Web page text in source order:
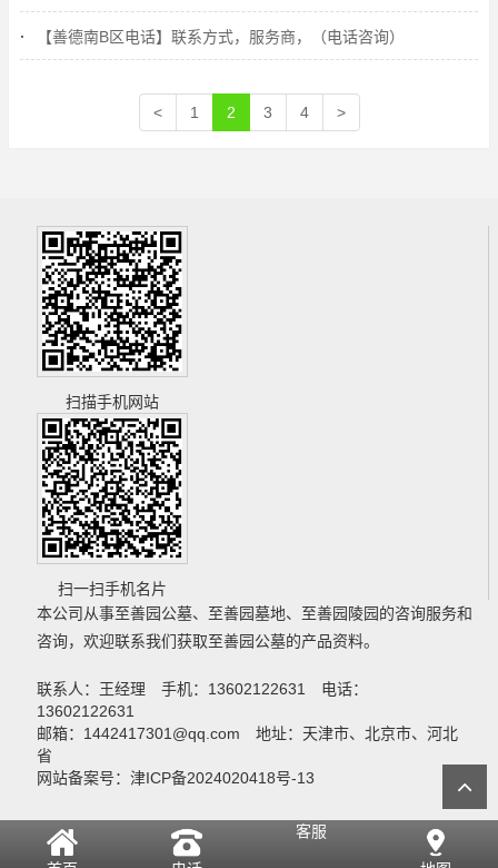
【善德南B区电话】联系方式，服务商，（电话咨询）
< 1 2 3 4 >
扫描手机网站
扫一扫手机名片
本公司从事至善园公墓、 至善园墓地、 至善园陵园的咨询服务和
咨询，欢迎联系我们获取至善园公墓的产品资料。
联系人：王经理 手机：13602122631 电话：
13602122631
邮箱：1442417301@qq.com 地址：天津市、北京市、河北
省
网站备案号：津ICP备2024020418号-13
客服